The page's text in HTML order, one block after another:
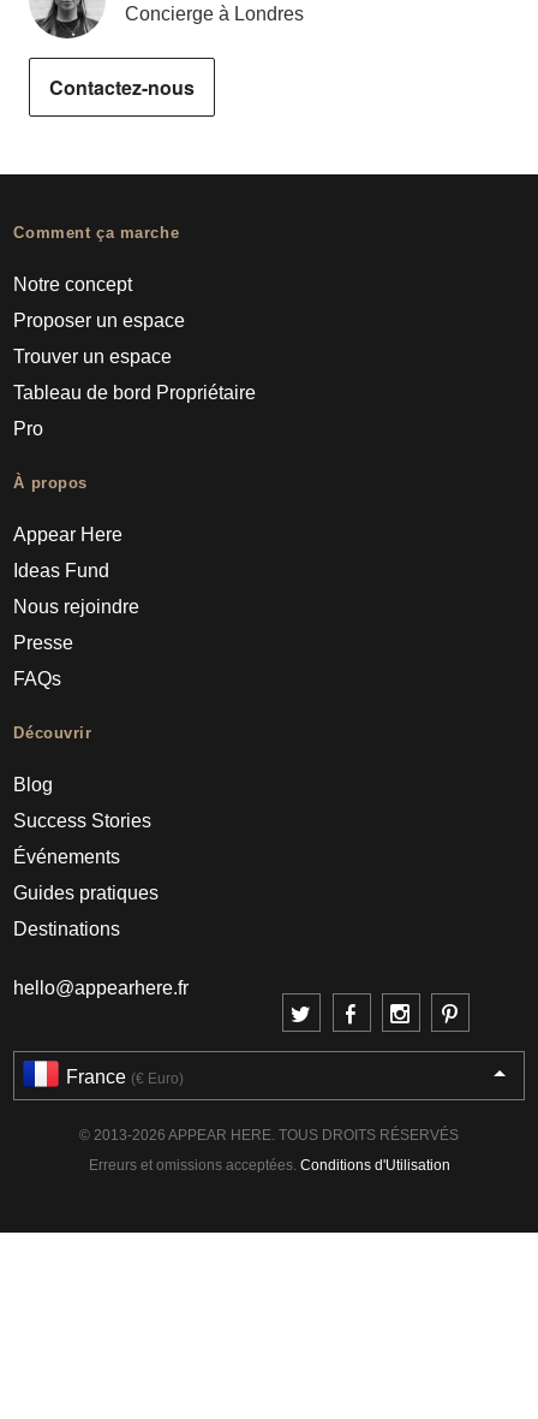
Concierge à Londres
Contactez-nous
Comment ça marche
Notre concept
Proposer un espace
Trouver un espace
Tableau de bord Propriétaire
Pro
À propos
Appear Here
Ideas Fund
Nous rejoindre
Presse
FAQs
Découvrir
Blog
Success Stories
Événements
Guides pratiques
Destinations
hello@appearhere.fr
France (€ Euro)
© 2013-2026 APPEAR HERE. TOUS DROITS RÉSERVÉS
Erreurs et omissions acceptées. Conditions d'Utilisation